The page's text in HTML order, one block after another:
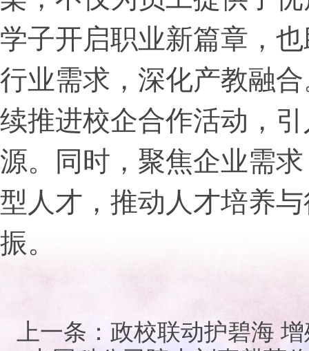
学子开启职业新篇章，
行业需求，深化产教融
续推进校企合作活动，
源。同时，聚焦企业需
型人才，推动人才培养
振。
上一条： 政校联动护碧海